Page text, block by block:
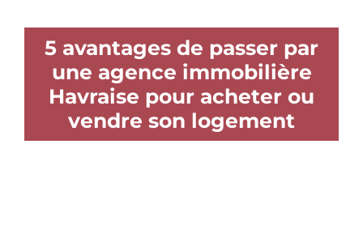
5 avantages de passer par
une agence immobilière
Havraise pour acheter ou
vendre son logement